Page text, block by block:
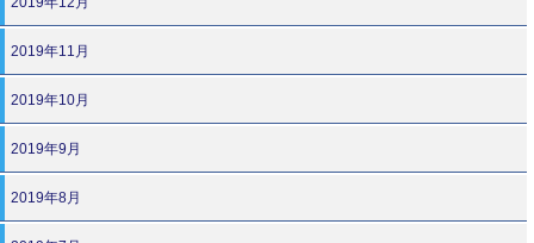
2019年11月
2019年10月
2019年9月
2019年8月